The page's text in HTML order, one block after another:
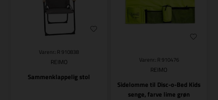
Varenr.: R 910838
REIMO
Sammenklappelig stol
Varenr.: R 910476
REIMO
Sidelomme til Disc-o-Bed Kids
senge, farve lime grøn